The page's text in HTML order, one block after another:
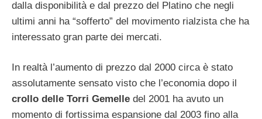
dalla disponibilità e dal prezzo del Platino che negli
ultimi anni ha “sofferto” del movimento rialzista che ha
interessato gran parte dei mercati.
In realtà l’aumento di prezzo dal 2000 circa è stato
assolutamente sensato visto che l’economia dopo il
crollo delle Torri Gemelle del 2001 ha avuto un
momento di fortissima espansione dal 2003 fino alla